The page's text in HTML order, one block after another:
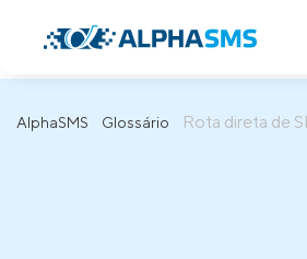
AlphaSMS Glossário Rota direta de